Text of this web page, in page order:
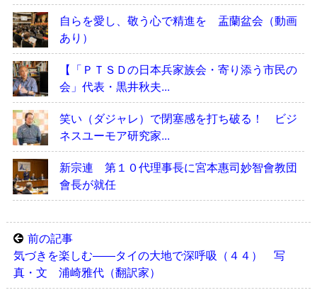
自らを愛し、敬う心で精進を 盂蘭盆会（動画
あり）
【「ＰＴＳＤの日本兵家族会・寄り添う市民の
会」代表・黒井秋夫...
笑い（ダジャレ）で閉塞感を打ち破る！ ビジ
ネスユーモア研究家...
新宗連 第１０代理事長に宮本惠司妙智會教団
會長が就任
前の記事
気づきを楽しむ――タイの大地で深呼吸（４４） 写
真・文 浦崎雅代（翻訳家）